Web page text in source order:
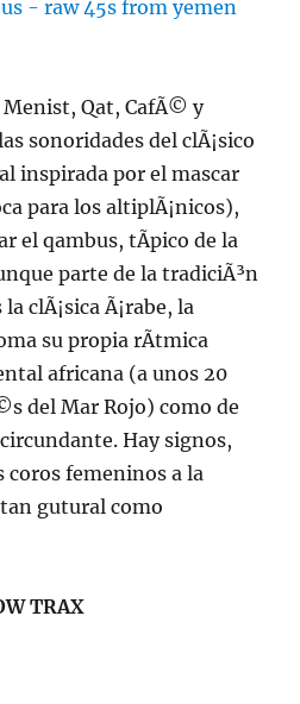
Qat, CafÃ© y
sonoridades del clÃ¡sico
inspirada por el mascar
para los altiplÃ¡nicos),
el qambus, tÃ­pico de la
parte de la tradiciÃ³n
clÃ¡sica Ã¡rabe, la
su propia rÃ­tmica
africana (a unos 20
del Mar Rojo) como de
Hay signos,
coros femeninos a la
gutural como
TRAX